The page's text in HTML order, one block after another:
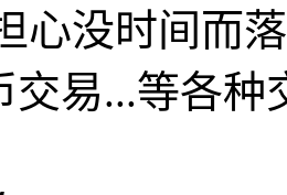
心没时间而
交易...等各